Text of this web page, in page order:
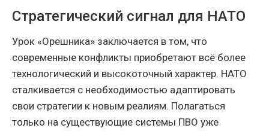
Стратегический сигнал для НАТО
Урок «Орешника» заключается в том, что
современные конфликты приобретают всё более
технологический и высокоточный характер. НАТО
сталкивается с необходимостью адаптировать
свои стратегии к новым реалиям. Полагаться
только на существующие системы ПВО уже